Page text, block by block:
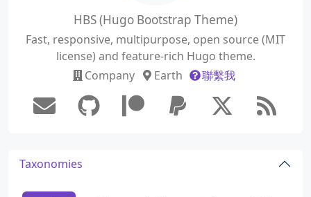
HBS (Hugo Bootstrap Theme)
Fast, responsive, multipurpose, open source (MIT
license) and feature-rich Hugo theme.
Company
Earth 聯繫我
Taxonomies